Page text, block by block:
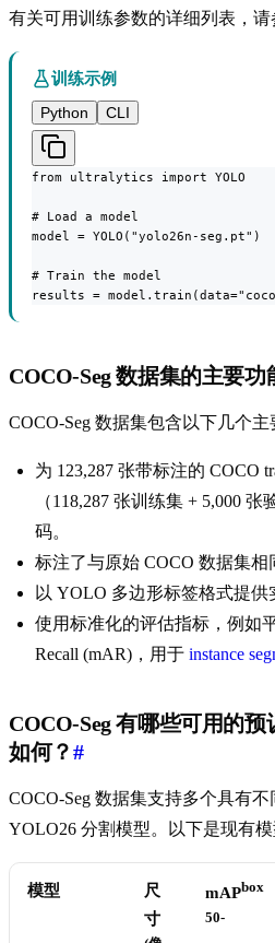
有关可用训练参数的详细列表，请
训练示例
Python
CLI
from ultralytics import YOLO
# Load a model
model = YOLO("yolo26n-
# Train the model
results =
COCO-Seg 数据集的主要功
COCO-Seg 数据集包含以下几个主
为 123,287 张带标注的 COCO
（118,287 张训练集 + 5,000
码。
标注了与原始 COCO 数据集相
以 YOLO 多边形标签格式提供
使用标准化的评估指标，例如
Recall (mAR)，用于 instance
COCO-Seg 有哪些可用的
如何？#
COCO-Seg 数据集支持多个具有
YOLO26 分割模型。以下是现有
模型
尺
寸
mAPbox
50-